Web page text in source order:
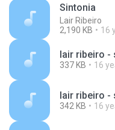
Sintonia
Lair Ribeiro
2,190 KB
16
lair ribeiro -
337 KB 16
342 KB 16